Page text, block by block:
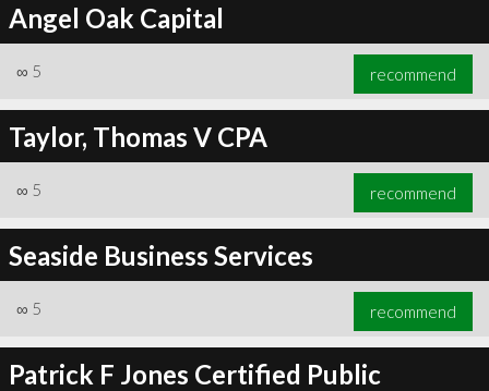
Angel Oak Capital
∞ 5 recommend
Taylor, Thomas V CPA
∞ 5 recommend
Seaside Business Services
∞ 5 recommend
Patrick F Jones Certified Public